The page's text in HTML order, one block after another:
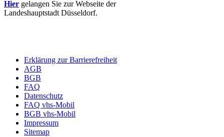
Hier gelangen Sie zur Webseite der
Landeshauptstadt Düsseldorf.
Erklärung zur Barrierefreiheit
AGB
BGB
FAQ
Datenschutz
FAQ vhs-Mobil
BGB vhs-Mobil
Impressum
Sitemap